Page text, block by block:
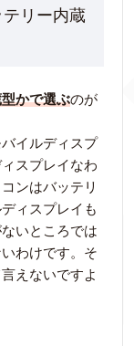
リー内蔵
かで選ぶのが
イルディスプ
スプレイなわ
ンはバッテリ
ィスプレイも
いところでは
わけです。そ
えないですよ